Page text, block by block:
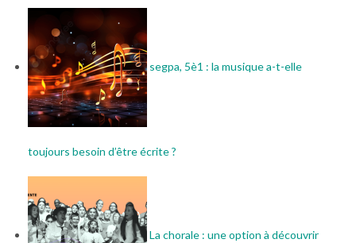
segpa, 5è1 : la musique a-t-elle
toujours besoin d’être écrite ?
La chorale : une option à découvrir